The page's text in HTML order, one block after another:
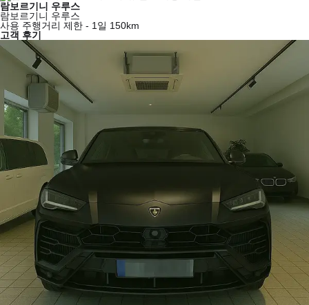
람보르기니 우루스
람보르기니 우루스
사용 주행거리 제한 - 1일 150km
고객 후기